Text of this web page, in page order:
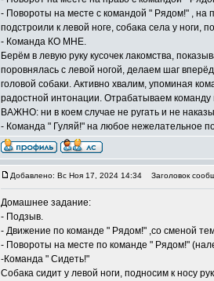
- Повороты на месте с командой " Рядом!" , на
подстроили к левой ноге, собака села у ноги,
- Команда КО МНЕ.
Берём в левую руку кусочек лакомства,
поровнялась с левой ногой, делаем шаг
головой собаки. Активно хвалим, упоминая
радостной интонации. Отрабатываем команду
ВАЖНО: ни в коем случае не ругать и не
- Команда " Гуляй!" на любое нежелательное
Добавлено: Вс Ноя 17, 2024 14:34 Заголовок
Домашнее задание:
- Подзыв.
- Движение по команде " Рядом!" ,со сменой
- Повороты на месте по команде " Рядом!"
-Команда " Сидеть!"
Собака сидит у левой ноги, подносим к носу